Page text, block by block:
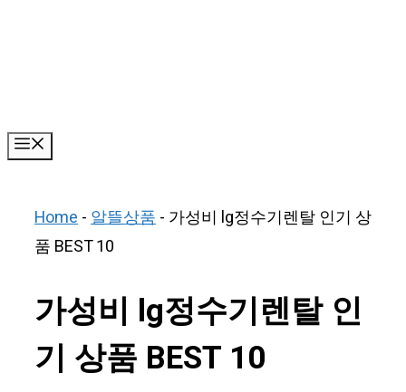
Home-알뜰상품- 가성비 lg정수기렌탈 인기 상
품 BEST 10
가성비 lg정수기렌탈 인
기 상품 BEST 10